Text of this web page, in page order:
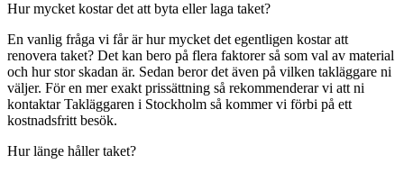
Hur mycket kostar det att byta eller laga taket?
En vanlig fråga vi får är hur mycket det egentligen kostar att
renovera taket? Det kan bero på flera faktorer så som val av material
och hur stor skadan är. Sedan beror det även på vilken takläggare ni
väljer. För en mer exakt prissättning så rekommenderar vi att ni
kontaktar Takläggaren i Stockholm så kommer vi förbi på ett
kostnadsfritt besök.
Hur länge håller taket?